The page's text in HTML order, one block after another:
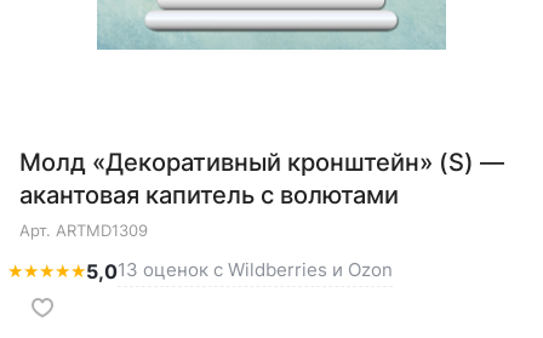
Молд «Декоративный кронштейн» (S) —
акантовая капитель с волютами
Арт. ARTMD1309
★★★★★5,013 оценок с Wildberries и Ozon